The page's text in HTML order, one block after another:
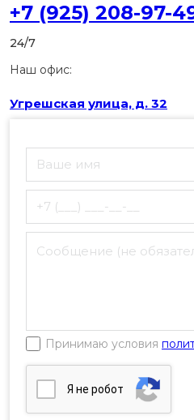
+7 (925) 208-97-
24/7
Наш офис:
Угрешская улица, д. 32
Принимаю условия
Я нe poбoт